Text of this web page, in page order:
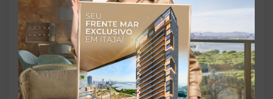
Sauna
Solarium